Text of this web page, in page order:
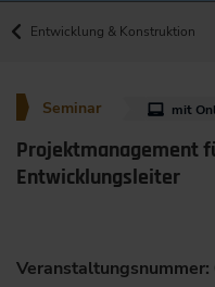
Entwicklung & Konstruktion
Seminar mit
Projektmanagement
Entwicklungsleiter
Veranstaltungsnummer: